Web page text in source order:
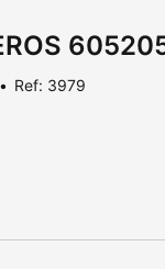
Ref: 3979